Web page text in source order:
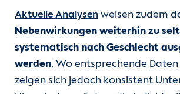
Aktuelle Analysen weisen zudem
Nebenwirkungen weiterhin zu
systematisch nach Geschlecht
werden. Wo entsprechende
zeigen sich jedoch konsistent